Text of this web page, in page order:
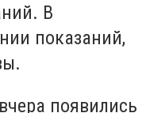
В
показаний,
появились